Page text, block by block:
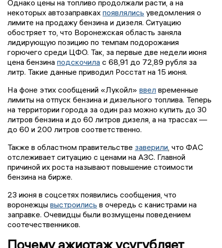
Однако цены на топливо продолжали расти, а на
некоторых автозаправках появлялись уведомления о
лимите на продажу бензина и дизеля. Ситуацию
обостряет то, что Воронежская область заняла
лидирующую позицию по темпам подорожания
горючего среди ЦФО. Так, за первые две недели июня
цена бензина подскочила с 68,91 до 72,89 рубля за
литр. Такие данные приводил Росстат на 15 июня.
На фоне этих сообщений «Лукойл» ввел временные
лимиты на отпуск бензина и дизельного топлива. Теперь
на территории города за один раз можно купить до 30
литров бензина и до 60 литров дизеля, а на трассах —
до 60 и 200 литров соответственно.
Также в областном правительстве заверили , что ФАС
отслеживает ситуацию с ценами на АЗС. Главной
причиной их роста называют повышение стоимости
бензина на бирже.
23 июня в соцсетях появились сообщения, что
воронежцы выстроились в очередь с канистрами на
заправке. Очевидцы были возмущены поведением
соотечественников.
Почему ажиотаж усугубляет